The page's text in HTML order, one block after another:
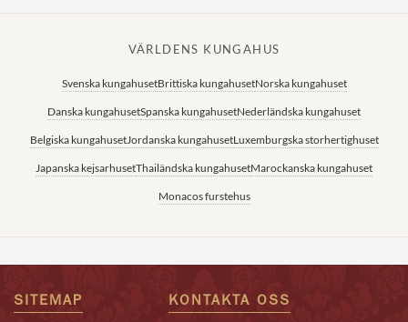
VÄRLDENS KUNGAHUS
Svenska kungahusetBrittiska kungahusetNorska kungahuset
Danska kungahusetSpanska kungahusetNederländska kungahuset
Belgiska kungahusetJordanska kungahusetLuxemburgska storhertighuset
Japanska kejsarhusetThailändska kungahusetMarockanska kungahuset
Monacos furstehus
SITEMAP KONTAKTA OSS